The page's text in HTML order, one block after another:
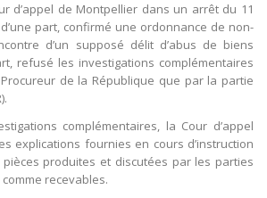
d’appel de Montpellier dans un arrêt du 11
part, confirmé une ordonnance de non-
d’un supposé délit d’abus de biens
refusé les investigations complémentaires
de la République que par la partie
complémentaires, la Cour d’appel
explications fournies en cours d’instruction
produites et discutées par les parties
recevables.